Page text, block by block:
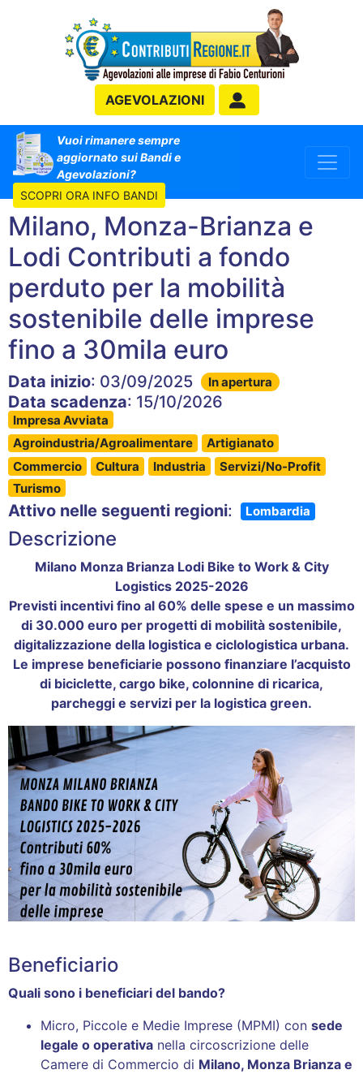
AGEVOLAZIONI
Vuoi rimanere sempre
aggiornato sui Bandi e
Agevolazioni?
SCOPRI ORA INFO BANDI
Milano, Monza-Brianza e
Lodi Contributi a fondo
perduto per la mobilità
sostenibile delle imprese
fino a 30mila euro
Data inizio: 03/09/2025 In apertura
Data scadenza: 15/10/2026
Impresa Avviata
Agroindustria/Agroalimentare
Artigianato
Commercio
Cultura Industria
Servizi/No-Profit
Turismo
Attivo nelle seguenti regioni: Lombardia
Descrizione
Milano Monza Brianza Lodi Bike to Work & City
Logistics 2025-2026
Previsti incentivi fino al 60% delle spese e un massimo
di 30.000 euro per progetti di mobilità sostenibile,
digitalizzazione della logistica e ciclologistica urbana.
Le imprese beneficiarie possono finanziare l’acquisto
di biciclette, cargo bike, colonnine di ricarica,
parcheggi e servizi per la logistica green.
Beneficiario
Quali sono i beneficiari del bando?
Micro, Piccole e Medie Imprese (MPMI) con sede
legale o operativa nella circoscrizione delle
Camere di Commercio di Milano, Monza Brianza e